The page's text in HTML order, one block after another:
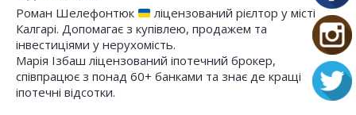
Роман Шелефонтюк
ліцензований рієлтор у місті
Калгарі. Допомагає з купівлею, продажем та
інвестиціями у нерухомість.
Марія Ізбаш ліцензований іпотечний брокер,
співпрацює з понад 60+ банками та знає де кращі
іпотечні відсотки.